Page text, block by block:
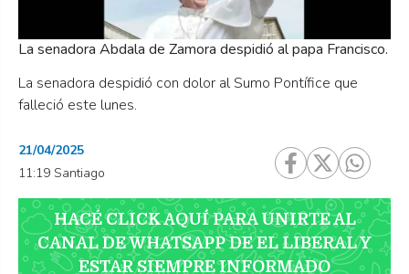
La senadora despidió con dolor al Sumo Pontífice que
falleció este lunes.
La senadora Abdala de Zamora despidió al papa Francisco.
21/04/2025
11:19 Santiago
HACÉ CLICK AQUÍ PARA UNIRTE AL
CANAL DE WHATSAPP DE EL LIBERAL Y
ESTAR SIEMPRE INFORMADO